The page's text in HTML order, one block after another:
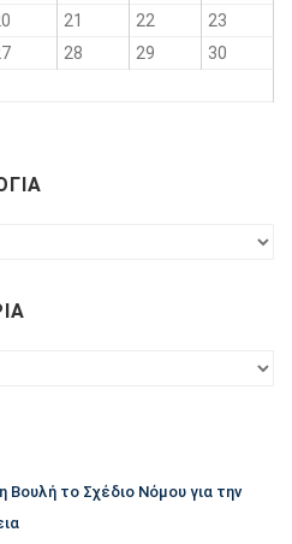
21 22
23
28 29
30
Βουλή το Σχέδιο Νόμου για την